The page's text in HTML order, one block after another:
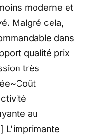
moderne et
Malgré cela,
dans
qualité prix
très
au
L'imprimante